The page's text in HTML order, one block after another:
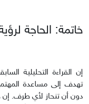
خاتمة: الحاجة
إن القراءة التحليلية
تهدف إلى مساعدة
دون أن تنحاز لأي طرف. إن